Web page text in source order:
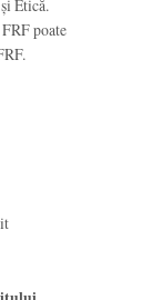
Etică.
poate